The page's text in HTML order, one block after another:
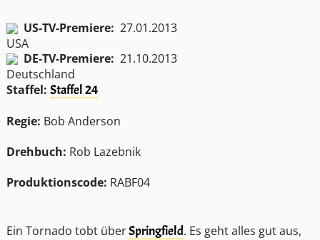
US-TV-Premiere: 27.01.2013
DE-TV-Premiere: 21.10.2013
Staffel: Staffel 24
Regie: Bob Anderson
Drehbuch: Rob Lazebnik
Produktionscode: RABF04
Ein Tornado tobt überSpringfield. Es geht alles gut aus,